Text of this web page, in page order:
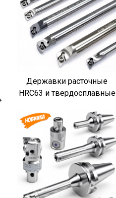
Державки расточные
HRC63 и твердосплавные